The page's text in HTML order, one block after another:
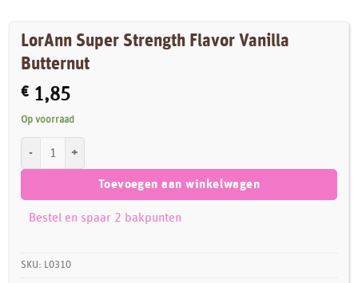
LorAnn Super Strength Flavor Vanilla
Butternut
€ 1,85
Op voorraad
Toevoegen aan winkelwagen
Bestel en spaar 2 bakpunten
SKU: L0310